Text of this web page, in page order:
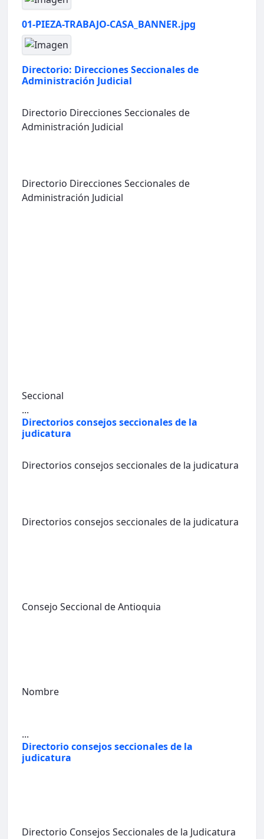
01-PIEZA-TRABAJO-CASA_BANNER.jpg
Directorio: Direcciones Seccionales de
Administración Judicial
Directorio Direcciones Seccionales de
Administración Judicial
Directorio Direcciones Seccionales de
Administración Judicial
Seccional
...
Directorios consejos seccionales de la
judicatura
Directorios consejos seccionales de la judicatura
Directorios consejos seccionales de la judicatura
Consejo Seccional de Antioquia
Nombre
...
Directorio consejos seccionales de la
judicatura
Directorio Consejos Seccionales de la Judicatura